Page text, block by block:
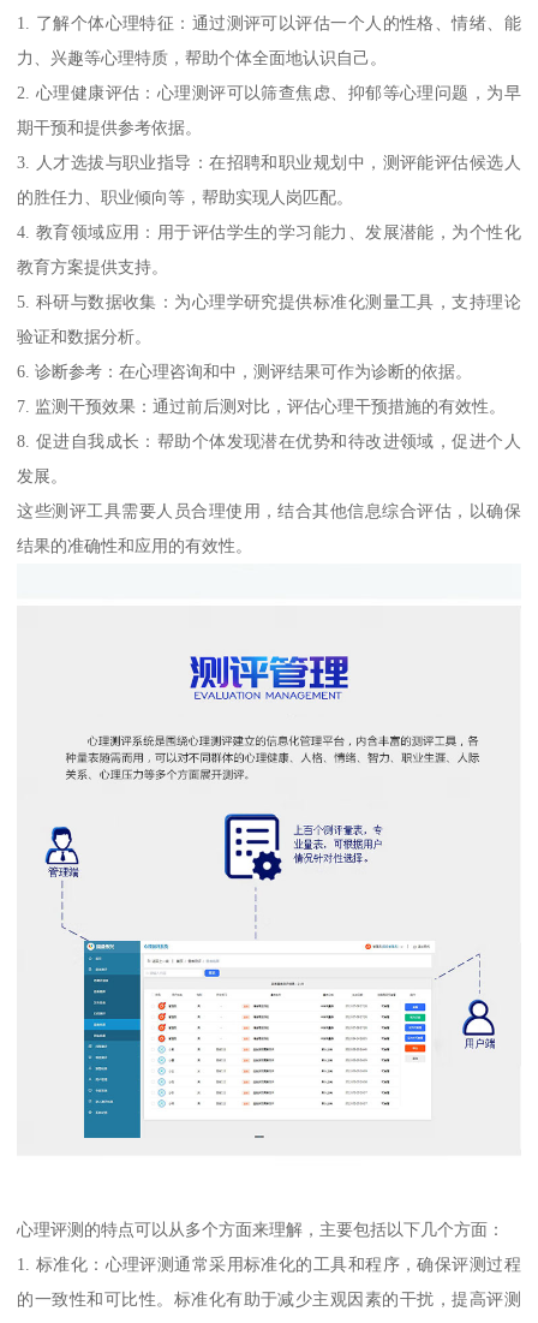
1. 了解个体心理特征：通过测评可以评估一个人的性格、情绪、能
力、兴趣等心理特质，帮助个体全面地认识自己。
2. 心理健康评估：心理测评可以筛查焦虑、抑郁等心理问题，为早
期干预和提供参考依据。
3. 人才选拔与职业指导：在招聘和职业规划中，测评能评估候选人
的胜任力、职业倾向等，帮助实现人岗匹配。
4. 教育领域应用：用于评估学生的学习能力、发展潜能，为个性化
教育方案提供支持。
5. 科研与数据收集：为心理学研究提供标准化测量工具，支持理论
验证和数据分析。
6. 诊断参考：在心理咨询和中，测评结果可作为诊断的依据。
7. 监测干预效果：通过前后测对比，评估心理干预措施的有效性。
8. 促进自我成长：帮助个体发现潜在优势和待改进领域，促进个人
发展。
这些测评工具需要人员合理使用，结合其他信息综合评估，以确保
结果的准确性和应用的有效性。
心理评测的特点可以从多个方面来理解，主要包括以下几个方面：
1. 标准化：心理评测通常采用标准化的工具和程序，确保评测过程
的一致性和可比性。标准化有助于减少主观因素的干扰，提高评测